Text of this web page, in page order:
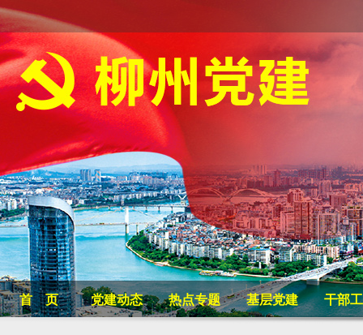
首 页 党建动态 热点专题 基层党建 干部